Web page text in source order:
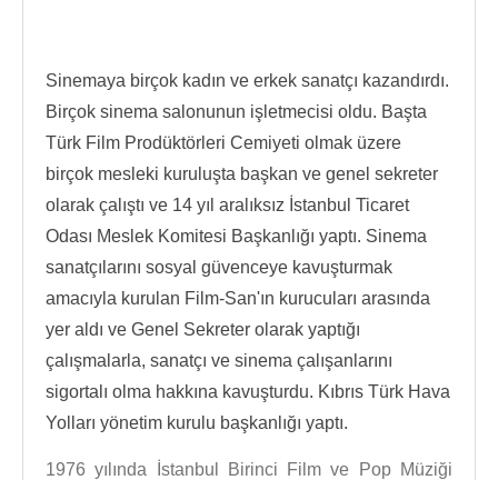
Sinemaya birçok kadın ve erkek sanatçı kazandırdı.
Birçok sinema salonunun işletmecisi oldu. Başta
Türk Film Prodüktörleri Cemiyeti olmak üzere
birçok mesleki kuruluşta başkan ve genel sekreter
olarak çalıştı ve 14 yıl aralıksız İstanbul Ticaret
Odası Meslek Komitesi Başkanlığı yaptı. Sinema
sanatçılarını sosyal güvenceye kavuşturmak
amacıyla kurulan Film-San'ın kurucuları arasında
yer aldı ve Genel Sekreter olarak yaptığı
çalışmalarla, sanatçı ve sinema çalışanlarını
sigortalı olma hakkına kavuşturdu. Kıbrıs Türk Hava
Yolları yönetim kurulu başkanlığı yaptı.
1976 yılında İstanbul Birinci Film ve Pop Müziği